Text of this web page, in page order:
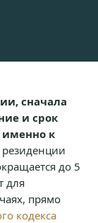
сначала
и срок
к
до 5
для
прямо
кодекса